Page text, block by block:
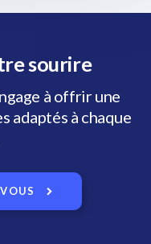
sourire
à offrir une
adaptés à chaque